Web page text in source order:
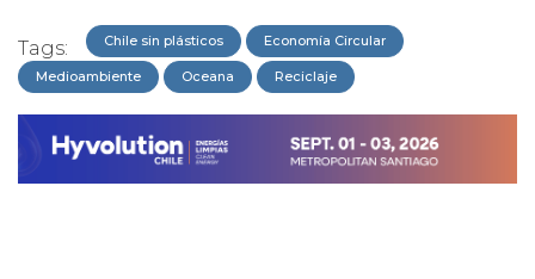
Tags: Chile sin plásticos Economía Circular
Medioambiente Oceana Reciclaje